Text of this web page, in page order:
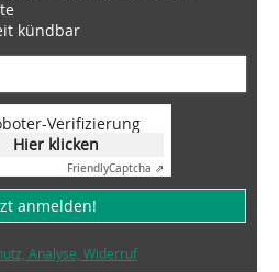
kündbar
Verifizierung
Hier klicken
FriendlyCaptcha ⇗
anmelden!
Analyse, Widerruf